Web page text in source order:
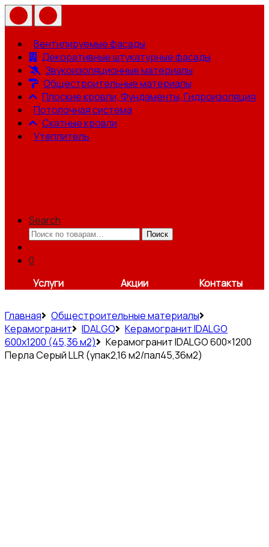
Вентилируемые фасады
Декоративные штукатурные фасады
Звукоизоляционные материалы
Общестроительные материалы
Плоские кровли, Фундаменты, Гидроизоляция
Потолочная система
Скатные кровли
Утеплитель
Search
Искать:
Поиск
0
Услуги
Акции Контакты
Главная
Общестроительные материалы
Керамогранит
IDALGO
Керамогранит IDALGO
600x1200 (45,36 м2)
Керамогранит IDALGO 600×1200
Перла Серый LLR (упак2,16 м2/пал45,36м2)